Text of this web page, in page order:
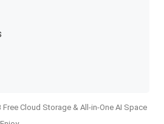
Cloud Storage & All-in-One AI Space